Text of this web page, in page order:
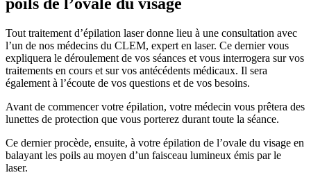
poils de l’ovale du visage
Tout traitement d’épilation laser donne lieu à une consultation avec
l’un de nos médecins du CLEM, expert en laser. Ce dernier vous
expliquera le déroulement de vos séances et vous interrogera sur vos
traitements en cours et sur vos antécédents médicaux. Il sera
également à l’écoute de vos questions et de vos besoins.
Avant de commencer votre épilation, votre médecin vous prêtera des
lunettes de protection que vous porterez durant toute la séance.
Ce dernier procède, ensuite, à votre épilation de l’ovale du visage en
balayant les poils au moyen d’un faisceau lumineux émis par le
laser.